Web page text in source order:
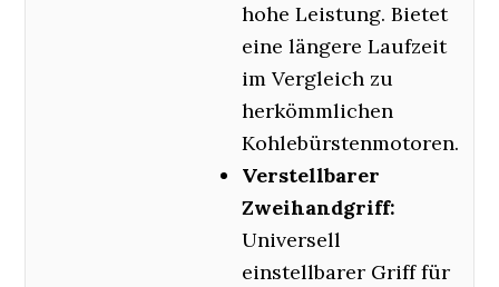
hohe Leistung. Bietet
eine längere Laufzeit
im Vergleich zu
herkömmlichen
Kohlebürstenmotoren.
Verstellbarer
Zweihandgriff:
Universell
einstellbarer Griff für